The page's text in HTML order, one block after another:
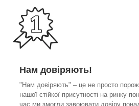
Нам довіряють!
"Нам довіряють" – це не просто
нашої стійкої присутності на ринку
час ми змогли завоювати довіру